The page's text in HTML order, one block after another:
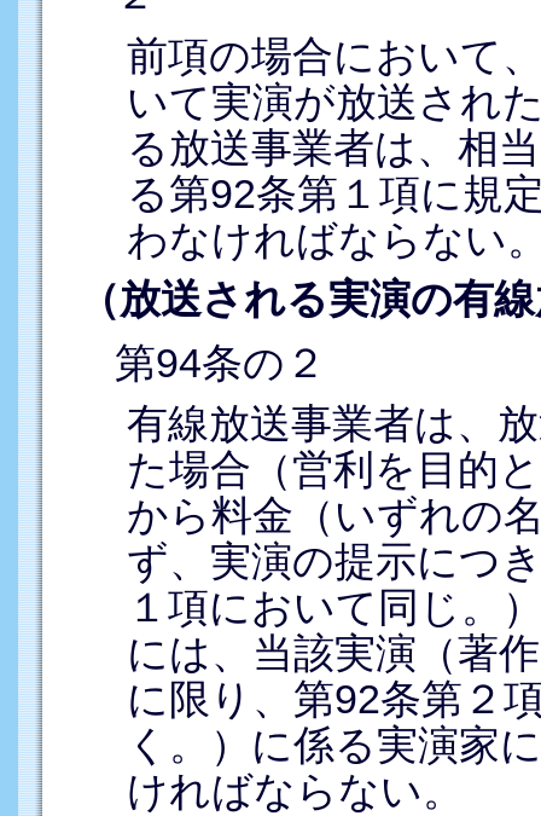
前項の場合において
いて実演が放送され
る放送事業者は、相
る第92条第１項に規
わなければならない
（放送される実演の有
第94条の２
有線放送事業者は、
た場合（営利を目的
から料金（いずれの
ず、実演の提示につ
１項において同じ。
には、当該実演（著
に限り、第92条第２
く。）に係る実演家
ければならない。